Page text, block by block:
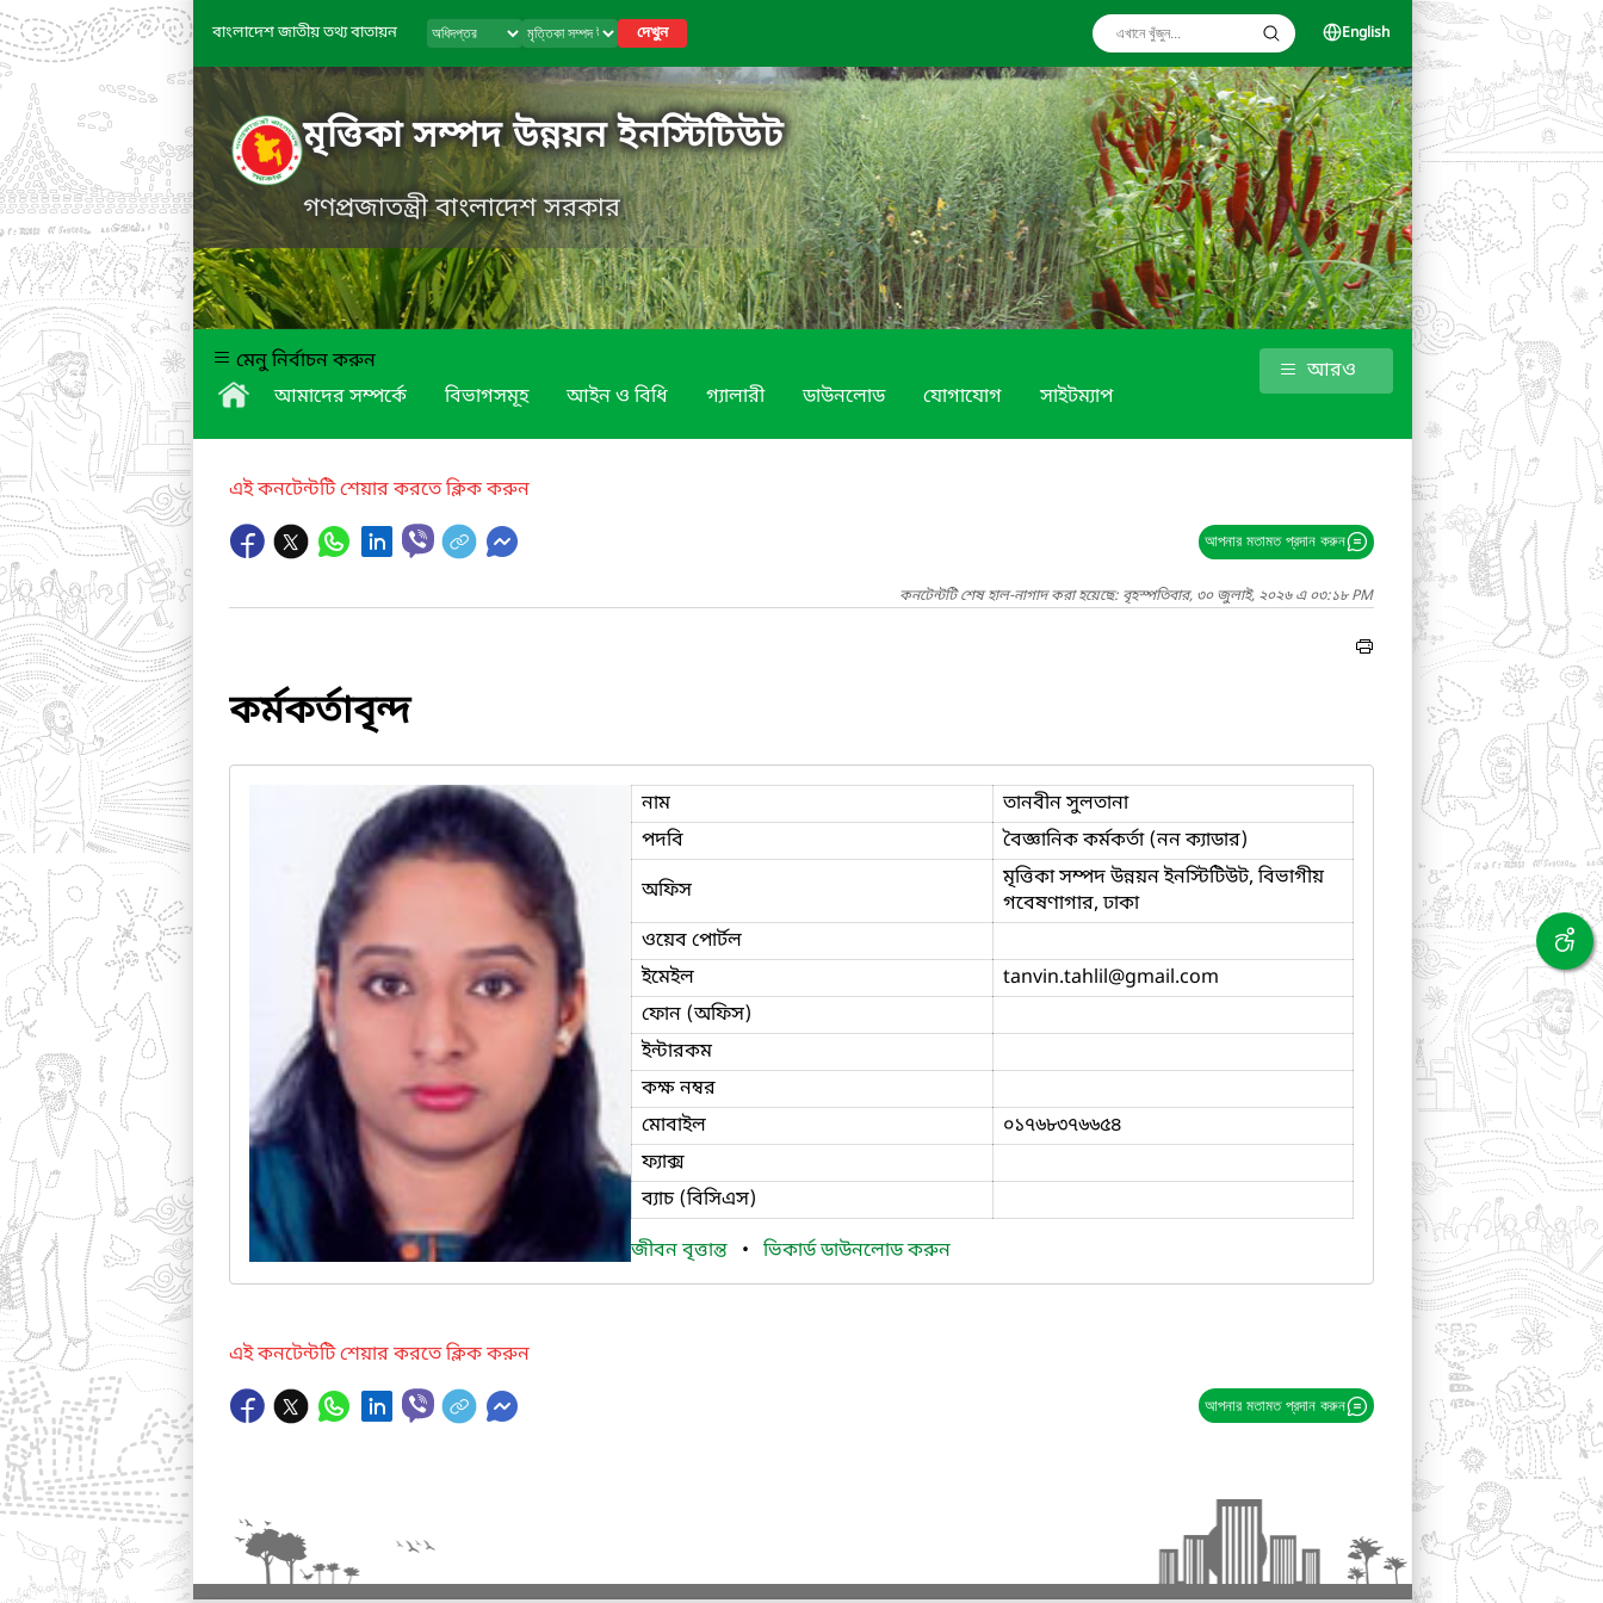
বাংলাদেশ জাতীয় তথ্য বাতায়ন দেখুন English
মৃত্তিকা সম্পদ উন্নয়ন ইনস্টিটিউট
গণপ্রজাতন্ত্রী বাংলাদেশ সরকার
মেনু নির্বাচন করুন
আমাদের সম্পর্কে
বিভাগসমূহ আইন ও বিধি গ্যালারী ডাউনলোড যোগাযোগ সাইটম্যাপ
আরও
এই কনটেন্টটি শেয়ার করতে ক্লিক করুন
আপনার মতামত প্রদান করুন
কনটেন্টটি শেষ হাল-নাগাদ করা হয়েছে: বৃহস্পতিবার, ৩০ জুলাই, ২০২৬ এ ০৩:১৮ PM
কর্মকর্তাবৃন্দ
নাম
তানবীন সুলতানা
পদবি
বৈজ্ঞানিক কর্মকর্তা (নন ক্যাডার)
অফিস
মৃত্তিকা সম্পদ উন্নয়ন ইনস্টিটিউট, বিভাগীয়
গবেষণাগার, ঢাকা
ওয়েব পোর্টল
ইমেইল
tanvin.tahlil@gmail.com
ফোন (অফিস)
ইন্টারকম
কক্ষ নম্বর
মোবাইল
০১৭৬৮৩৭৬৬৫৪
ফ্যাক্স
ব্যাচ (বিসিএস)
জীবন বৃত্তান্ত • ভিকার্ড ডাউনলোড করুন
এই কনটেন্টটি শেয়ার করতে ক্লিক করুন
আপনার মতামত প্রদান করুন